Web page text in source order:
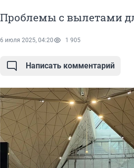
Проблемы с вылетами
6 июля 2025, 04:20 1 905
Написать комментарий